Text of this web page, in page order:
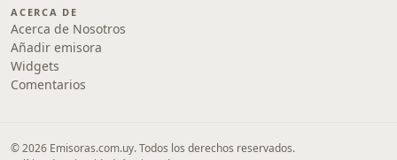
ACERCA DE
Acerca de Nosotros
Añadir emisora
Widgets
Comentarios
© 2026 Emisoras.com.uy. Todos los derechos reservados.